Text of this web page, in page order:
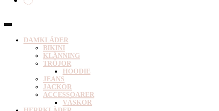
DAMKLÄDER
BIKINI
KLÄNNING
TRÖJOR
HOODIE
JEANS
JACKOR
ACCESSOARER
VÄSKOR